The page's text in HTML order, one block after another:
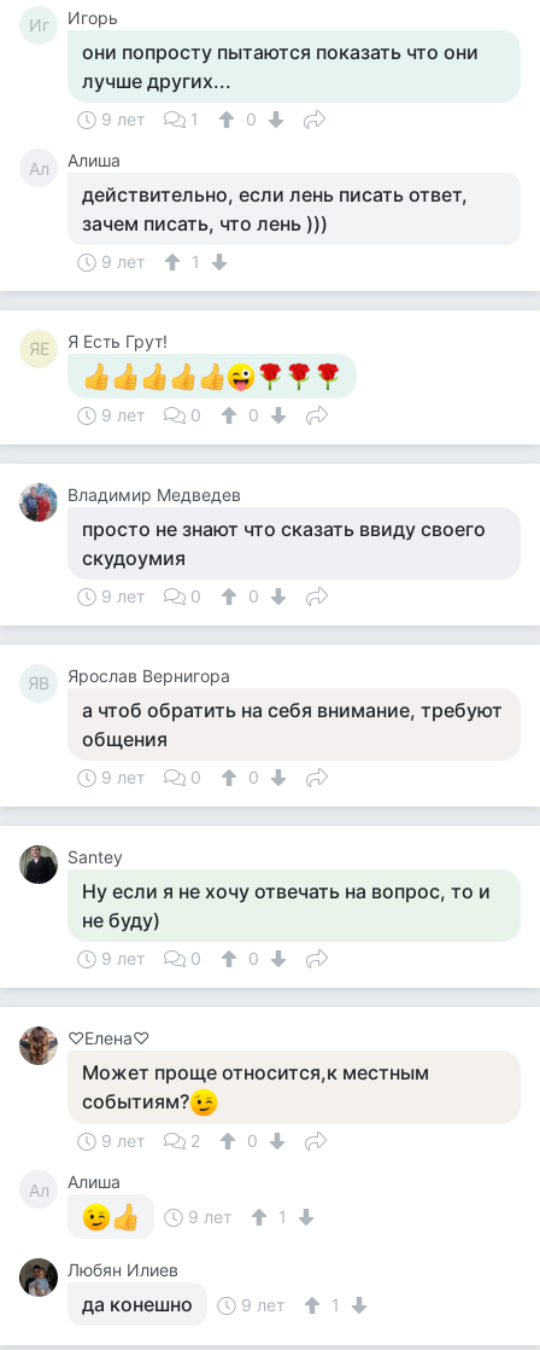
Иг Игорь
они попросту пытаются показать что они
лучше других...
9 лет 1 0
Ал Алиша
действительно, если лень писать ответ,
зачем писать, что лень )))
9 лет 1
ЯЕ Я Есть Грут!
9 лет 0 0
Владимир Медведев
просто не знают что сказать ввиду своего
скудоумия
9 лет 0 0
ЯВ Ярослав Вернигора
а чтоб обратить на себя внимание, требуют
общения
9 лет 0 0
Santey
Ну если я не хочу отвечать на вопрос, то и
не буду)
9 лет 0 0
♡Елена♡
Может проще относится,к местным
событиям?
9 лет 2 0
Ал
Алиша
9 лет
1
Любян Илиев
да конешно 9 лет 1